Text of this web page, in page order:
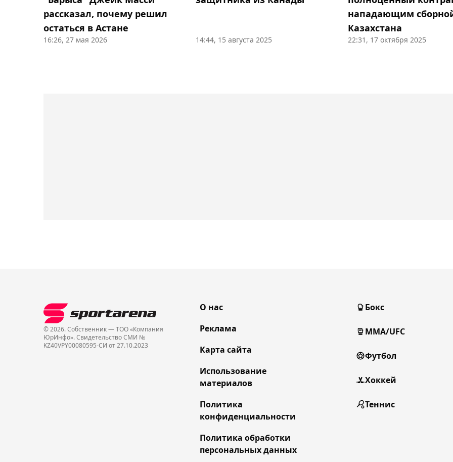
рассказал, почему решил
остаться в Астане
16:26, 27 мая 2026 14:44, 15 августа 2025
нападающим
Казахстана
22:31, 17 октября 2025
© 2026. Собственник — ТОО «Компания
ЮрИнфо». Cвидетельство СМИ №
KZ40VPY00080595-СИ от 27.10.2023
О нас
Реклама
Карта сайта
Использование
материалов
Политика
конфиденциальности
Политика обработки
персональных данных
Бокс
MMA/UFC
Футбол
Хоккей
Теннис